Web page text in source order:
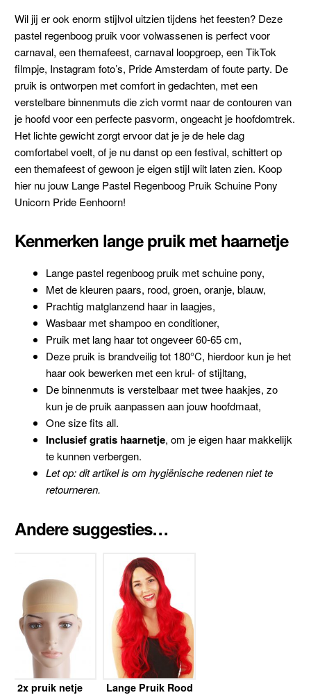
Wil jij er ook enorm stijlvol uitzien tijdens het feesten? Deze
pastel regenboog pruik voor volwassenen is perfect voor
carnaval, een themafeest, carnaval loopgroep, een TikTok
filmpje, Instagram foto’s, Pride Amsterdam of foute party. De
pruik is ontworpen met comfort in gedachten, met een
verstelbare binnenmuts die zich vormt naar de contouren van
je hoofd voor een perfecte pasvorm, ongeacht je hoofdomtrek.
Het lichte gewicht zorgt ervoor dat je je de hele dag
comfortabel voelt, of je nu danst op een festival, schittert op
een themafeest of gewoon je eigen stijl wilt laten zien. Koop
hier nu jouw Lange Pastel Regenboog Pruik Schuine Pony
Unicorn Pride Eenhoorn!
Kenmerken lange pruik met haarnetje
Lange pastel regenboog pruik met schuine pony,
Met de kleuren paars, rood, groen, oranje, blauw,
Prachtig matglanzend haar in laagjes,
Wasbaar met shampoo en conditioner,
Pruik met lang haar tot ongeveer 60-65 cm,
Deze pruik is brandveilig tot 180°C, hierdoor kun je het
haar ook bewerken met een krul- of stijltang,
De binnenmuts is verstelbaar met twee haakjes, zo
kun je de pruik aanpassen aan jouw hoofdmaat,
One size fits all.
Inclusief gratis haarnetje, om je eigen haar makkelijk
te kunnen verbergen.
Let op: dit artikel is om hygiënische redenen niet te
retourneren.
Andere suggesties…
2x pruik netje Lange Pruik Rood